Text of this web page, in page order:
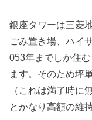
銀座タワーは三菱
ごみ置き場、ハイ
053年までしか住
ます。そのため坪
（これは満了時に
とかなり高額の維